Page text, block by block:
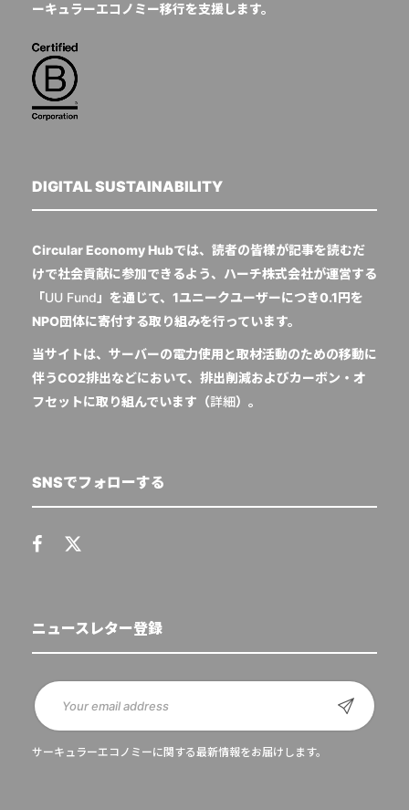
ーキュラーエコノミー移行を支援します。
DIGITAL SUSTAINABILITY
Circular Economy Hubでは、読者の皆様が記事を読むだ
けで社会貢献に参加できるよう、ハーチ株式会社が運営する
「UU Fund 」を通じて、1ユニークユーザーにつき0.1円を
NPO団体に寄付する取り組みを行っています。
当サイトは、サーバーの電力使用と取材活動のための移動に
伴うCO2排出などにおいて、排出削減およびカーボン・オ
フセットに取り組んでいます（詳細）。
SNSでフォローする
ニュースレター登録
サーキュラーエコノミーに関する最新情報をお届けします。